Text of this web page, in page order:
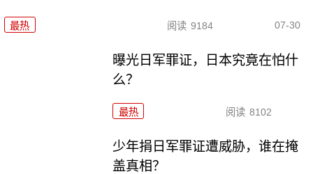
最热 阅读 9184 07-30
曝光日军罪证，日本究竟在怕什
么？
最热 阅读 8102
少年捐日军罪证遭威胁，谁在掩
盖真相？